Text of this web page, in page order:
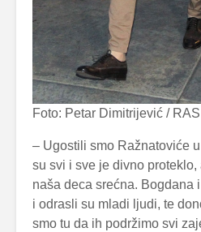
Foto: Petar Dimitrijević /
– Ugostili smo Ražnatoviće
su svi i sve je divno
naša deca srećna. Bogdana
i odrasli su mladi ljudi, te
smo tu da ih podržimo svi